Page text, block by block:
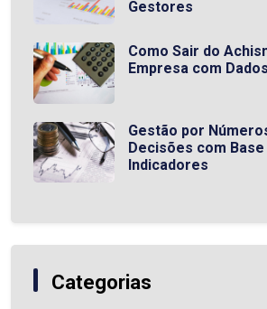
Gestores
Como Sair do
Empresa com
Gestão por
Decisões com Base
Indicadores
Categorias